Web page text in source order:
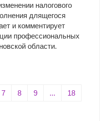
налогового
длящегося
и комментирует
профессиональных
области.
7 8 9 ... 18